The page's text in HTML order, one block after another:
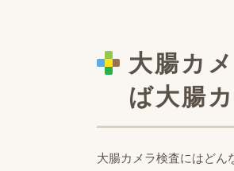
大腸カ
ば大腸
大腸カメラ検査にはどん